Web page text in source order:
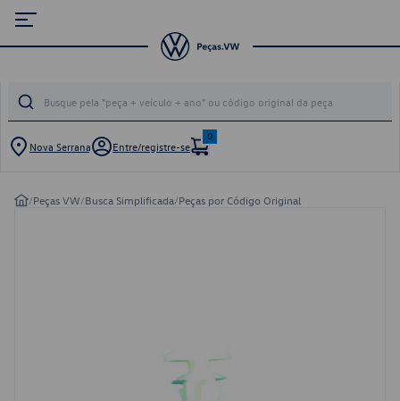
Nova Serrana Entre/registre-se
0
/Peças VW/Busca Simplificada/Peças por Código Original